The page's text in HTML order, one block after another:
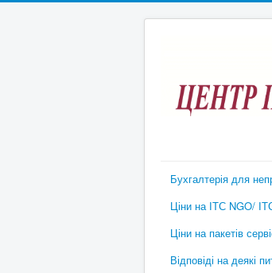
Бухгалтерія для
Ціни на ІТС NGO/
Ціни на пакетів
Відповіді на деякі